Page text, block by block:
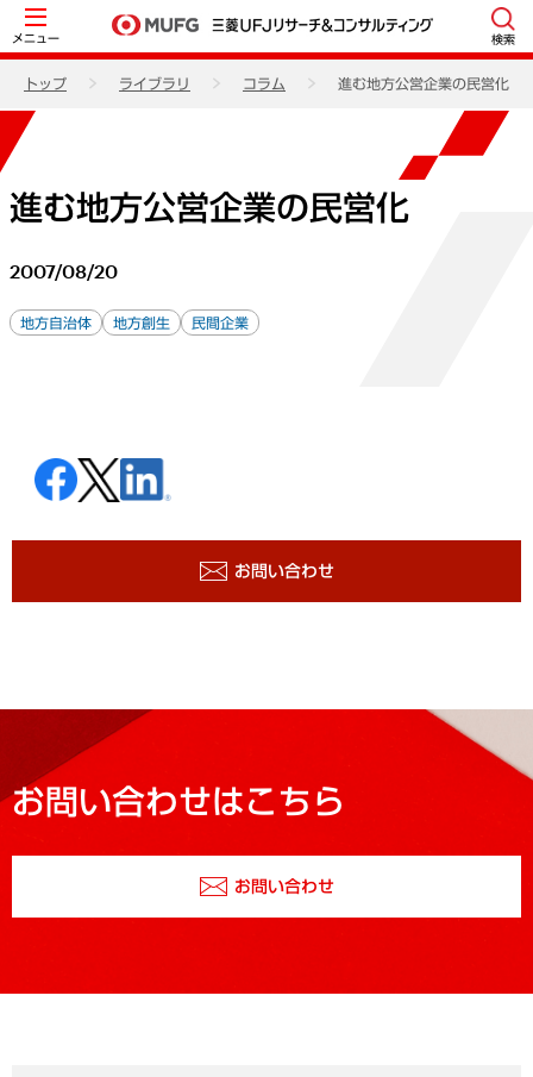
メニュー 検索
トップ ライブラリ コラム 進む地方公営企業の民営化
進む地方公営企業の民営化
2007/08/20
地方自治体 地方創生 民間企業
お問い合わせ
お問い合わせはこちら
お問い合わせ